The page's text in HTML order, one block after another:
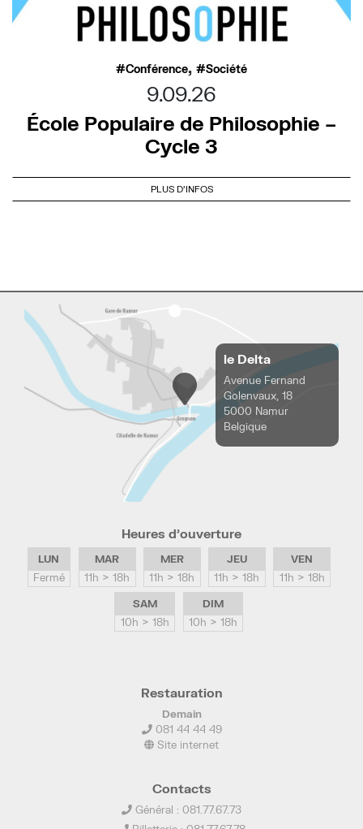
Conférence, Société
9.09.26
École Populaire de Philosophie –
Cycle 3
PLUS D'INFOS
le Delta
Avenue Fernand
Golenvaux, 18
5000 Namur
Belgique
Heures d’ouverture
LUN
Fermé
MAR
11h > 18h
MER
11h > 18h
JEU
11h > 18h
VEN
11h > 18h
SAM
10h > 18h
DIM
10h > 18h
Restauration
Demain
081 44 44 49
Site internet
Contacts
Général : 081.77.67.73